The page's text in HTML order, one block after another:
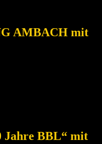
AMBACH mit
Jahre BBL“ mit